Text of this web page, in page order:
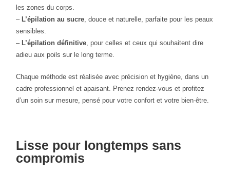
les zones du corps.
– L’épilation au sucre , douce et naturelle, parfaite pour les peaux
sensibles.
– L’épilation définitive , pour celles et ceux qui souhaitent dire
adieu aux poils sur le long terme.
Chaque méthode est réalisée avec précision et hygiène, dans un
cadre professionnel et apaisant. Prenez rendez-vous et profitez
d’un soin sur mesure, pensé pour votre confort et votre bien-être.
Lisse pour longtemps sans
compromis